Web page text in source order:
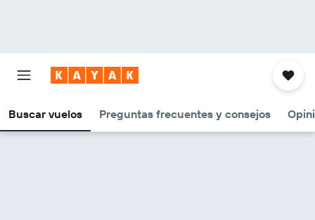
Buscar vuelos Preguntas frecuentes y consejos